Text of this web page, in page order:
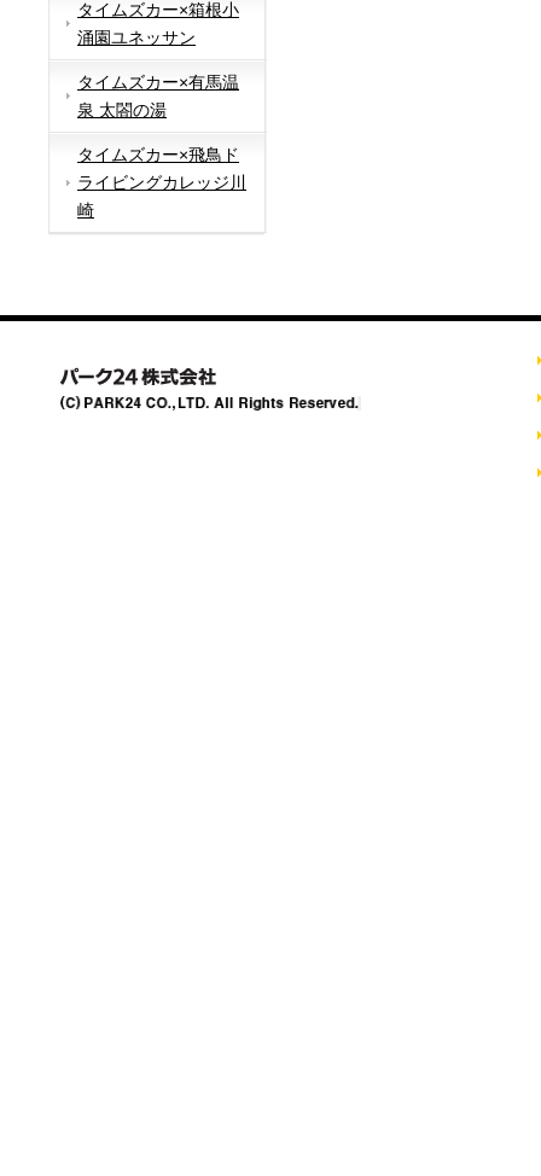
タイムズカー×箱根小
涌園ユネッサン
タイムズカー×有馬温
泉 太閤の湯
タイムズカー×飛鳥ド
ライビングカレッジ川
崎